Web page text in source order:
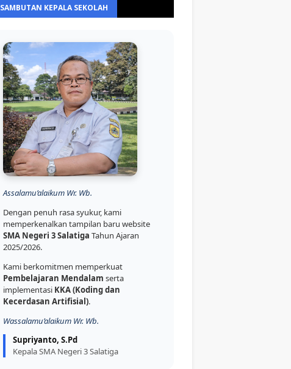
SAMBUTAN KEPALA SEKOLAH
Assalamu’alaikum Wr. Wb.
Dengan penuh rasa syukur, kami
memperkenalkan tampilan baru website
SMA Negeri 3 Salatiga Tahun Ajaran
2025/2026.
Kami berkomitmen memperkuat
Pembelajaran Mendalam serta
implementasi KKA (Koding dan
Kecerdasan Artifisial).
Wassalamu’alaikum Wr. Wb.
Supriyanto, S.Pd
Kepala SMA Negeri 3 Salatiga